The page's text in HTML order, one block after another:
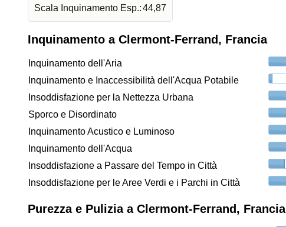
Scala Inquinamento Esp.:44,87
Inquinamento a Clermont-Ferrand, Francia
Inquinamento dell'Aria
Inquinamento e Inaccessibilità dell'Acqua Potabile
Insoddisfazione per la Nettezza Urbana
Sporco e Disordinato
Inquinamento Acustico e Luminoso
Inquinamento dell'Acqua
Insoddisfazione a Passare del Tempo in Città
Insoddisfazione per le Aree Verdi e i Parchi in Città
Purezza e Pulizia a Clermont-Ferrand, Francia